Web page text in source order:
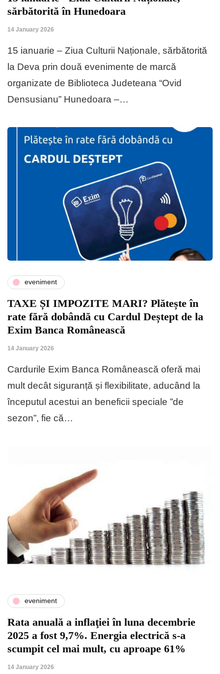
sărbătorită în Hunedoara
14 January 2026
15 ianuarie – Ziua Culturii Naționale, sărbătorită
la Deva prin două evenimente de marcă
organizate de Biblioteca Judeteana “Ovid
Densusianu” Hunedoara –…
eveniment
TAXE ȘI IMPOZITE MARI? Plătește în
rate fără dobândă cu Cardul Deștept de la
Exim Banca Românească
14 January 2026
Cardurile Exim Banca Românească oferă mai
mult decât siguranță și flexibilitate, aducând la
începutul acestui an beneficii speciale ”de
sezon”, fie că…
eveniment
Rata anuală a inflaţiei în luna decembrie
2025 a fost 9,7%. Energia electrică s-a
scumpit cel mai mult, cu aproape 61%
14 January 2026